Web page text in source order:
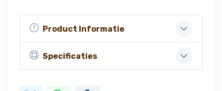
Product Informatie
Specificaties